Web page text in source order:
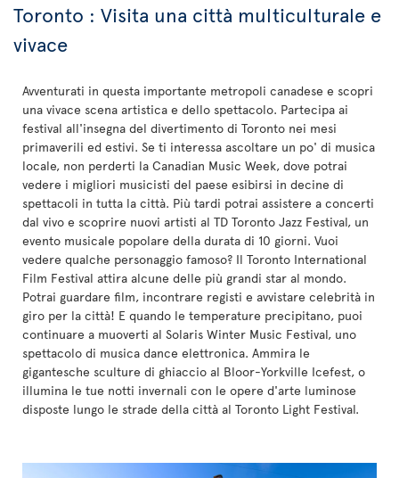
Toronto : Visita una città multiculturale e
vivace
Avventurati in questa importante metropoli canadese e scopri
una vivace scena artistica e dello spettacolo. Partecipa ai
festival all'insegna del divertimento di Toronto nei mesi
primaverili ed estivi. Se ti interessa ascoltare un po' di musica
locale, non perderti la Canadian Music Week, dove potrai
vedere i migliori musicisti del paese esibirsi in decine di
spettacoli in tutta la città. Più tardi potrai assistere a concerti
dal vivo e scoprire nuovi artisti al TD Toronto Jazz Festival, un
evento musicale popolare della durata di 10 giorni. Vuoi
vedere qualche personaggio famoso? Il Toronto International
Film Festival attira alcune delle più grandi star al mondo.
Potrai guardare film, incontrare registi e avvistare celebrità in
giro per la città! E quando le temperature precipitano, puoi
continuare a muoverti al Solaris Winter Music Festival, uno
spettacolo di musica dance elettronica. Ammira le
gigantesche sculture di ghiaccio al Bloor-Yorkville Icefest, o
illumina le tue notti invernali con le opere d'arte luminose
disposte lungo le strade della città al Toronto Light Festival.